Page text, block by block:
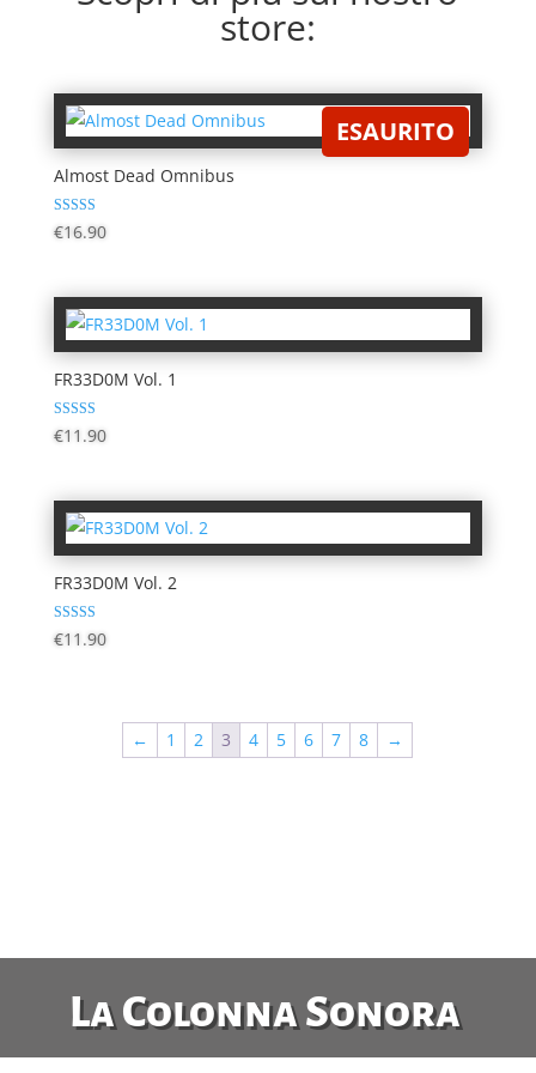
store:
ESAURITO
Almost Dead Omnibus
Valutato
5.00
€16.90
FR33D0M Vol. 1
Valutato
4.69
€11.90
FR33D0M Vol. 2
Valutato
4.33
€11.90
← 1 2 3 4 5 6 7 8 →
La Colonna Sonora